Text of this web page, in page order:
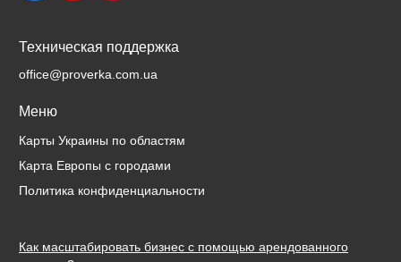
Техническая поддержка
office@proverka.com.ua
Меню
Карты Украины по областям
Карта Европы с городами
Политика конфиденциальности
Как масштабировать бизнес с помощью арендованного